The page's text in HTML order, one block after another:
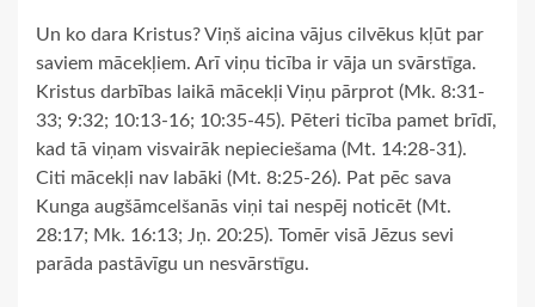
Un ko dara Kristus? Viņš aicina vājus cilvēkus kļūt par
saviem mācekļiem. Arī viņu ticība ir vāja un svārstīga.
Kristus darbības laikā mācekļi Viņu pārprot (Mk. 8:31-
33; 9:32; 10:13-16; 10:35-45). Pēteri ticība pamet brīdī,
kad tā viņam visvairāk nepieciešama (Mt. 14:28-31).
Citi mācekļi nav labāki (Mt. 8:25-26). Pat pēc sava
Kunga augšāmcelšanās viņi tai nespēj noticēt (Mt.
28:17; Mk. 16:13; Jņ. 20:25). Tomēr visā Jēzus sevi
parāda pastāvīgu un nesvārstīgu.